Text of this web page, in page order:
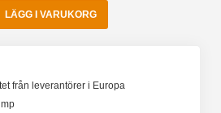
LÄGG I VARUKORG
från leverantörer i Europa